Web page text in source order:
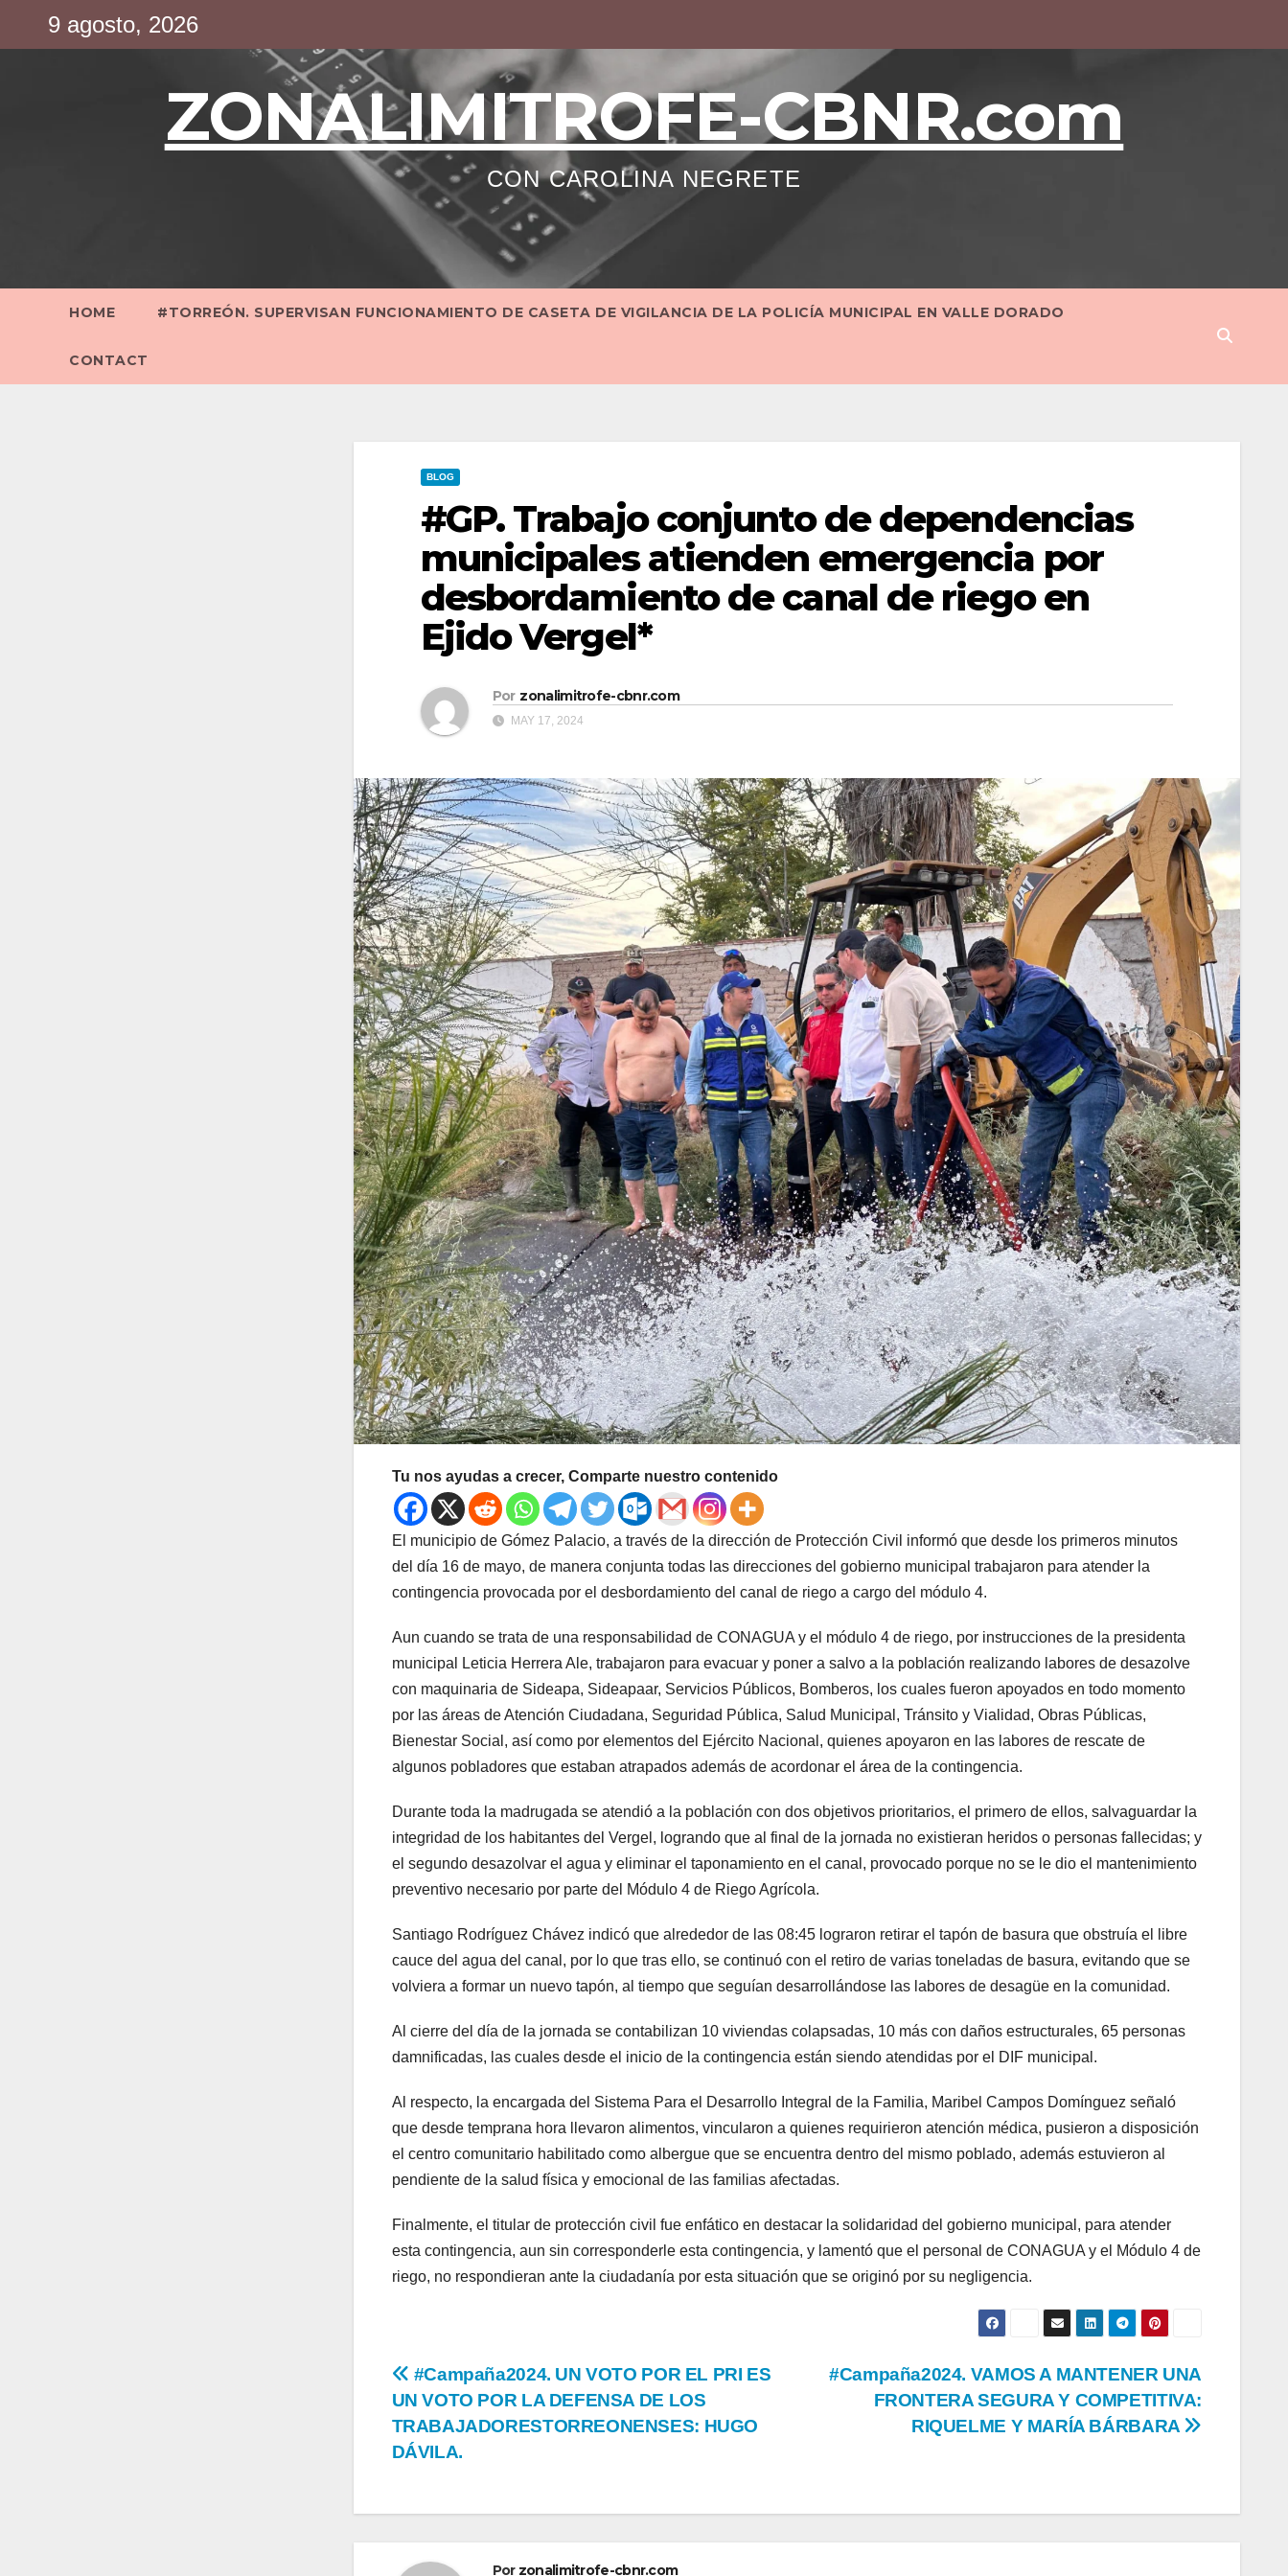
9 agosto, 2026
ZONALIMITROFE-CBNR.com
CON CAROLINA NEGRETE
HOME #TORREÓN. SUPERVISAN FUNCIONAMIENTO DE CASETA DE VIGILANCIA DE LA POLICÍA MUNICIPAL EN VALLE DORADO
CONTACT
BLOG
#GP. Trabajo conjunto de dependencias
municipales atienden emergencia por
desbordamiento de canal de riego en
Ejido Vergel*
Por zonalimitrofe-cbnr.com
MAY 17, 2024
Tu nos ayudas a crecer, Comparte nuestro contenido
El municipio de Gómez Palacio, a través de la dirección de Protección Civil informó que desde los primeros minutos
del día 16 de mayo, de manera conjunta todas las direcciones del gobierno municipal trabajaron para atender la
contingencia provocada por el desbordamiento del canal de riego a cargo del módulo 4.
Aun cuando se trata de una responsabilidad de CONAGUA y el módulo 4 de riego, por instrucciones de la presidenta
municipal Leticia Herrera Ale, trabajaron para evacuar y poner a salvo a la población realizando labores de desazolve
con maquinaria de Sideapa, Sideapaar, Servicios Públicos, Bomberos, los cuales fueron apoyados en todo momento
por las áreas de Atención Ciudadana, Seguridad Pública, Salud Municipal, Tránsito y Vialidad, Obras Públicas,
Bienestar Social, así como por elementos del Ejército Nacional, quienes apoyaron en las labores de rescate de
algunos pobladores que estaban atrapados además de acordonar el área de la contingencia.
Durante toda la madrugada se atendió a la población con dos objetivos prioritarios, el primero de ellos, salvaguardar la
integridad de los habitantes del Vergel, logrando que al final de la jornada no existieran heridos o personas fallecidas; y
el segundo desazolvar el agua y eliminar el taponamiento en el canal, provocado porque no se le dio el mantenimiento
preventivo necesario por parte del Módulo 4 de Riego Agrícola.
Santiago Rodríguez Chávez indicó que alrededor de las 08:45 lograron retirar el tapón de basura que obstruía el libre
cauce del agua del canal, por lo que tras ello, se continuó con el retiro de varias toneladas de basura, evitando que se
volviera a formar un nuevo tapón, al tiempo que seguían desarrollándose las labores de desagüe en la comunidad.
Al cierre del día de la jornada se contabilizan 10 viviendas colapsadas, 10 más con daños estructurales, 65 personas
damnificadas, las cuales desde el inicio de la contingencia están siendo atendidas por el DIF municipal.
Al respecto, la encargada del Sistema Para el Desarrollo Integral de la Familia, Maribel Campos Domínguez señaló
que desde temprana hora llevaron alimentos, vincularon a quienes requirieron atención médica, pusieron a disposición
el centro comunitario habilitado como albergue que se encuentra dentro del mismo poblado, además estuvieron al
pendiente de la salud física y emocional de las familias afectadas.
Finalmente, el titular de protección civil fue enfático en destacar la solidaridad del gobierno municipal, para atender
esta contingencia, aun sin corresponderle esta contingencia, y lamentó que el personal de CONAGUA y el Módulo 4 de
riego, no respondieran ante la ciudadanía por esta situación que se originó por su negligencia.
Navegación
de
entradas
#Campaña2024. VAMOS A MANTENER UNA
FRONTERA SEGURA Y COMPETITIVA:
RIQUELME Y MARÍA BÁRBARA
#Campaña2024. UN VOTO POR EL PRI ES
UN VOTO POR LA DEFENSA DE LOS
TRABAJADORESTORREONENSES: HUGO
DÁVILA.
Por zonalimitrofe-cbnr.com